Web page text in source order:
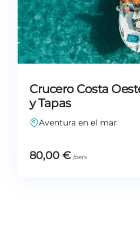
Crucero Costa
y Tapas
Aventura en el mar
80,00 €